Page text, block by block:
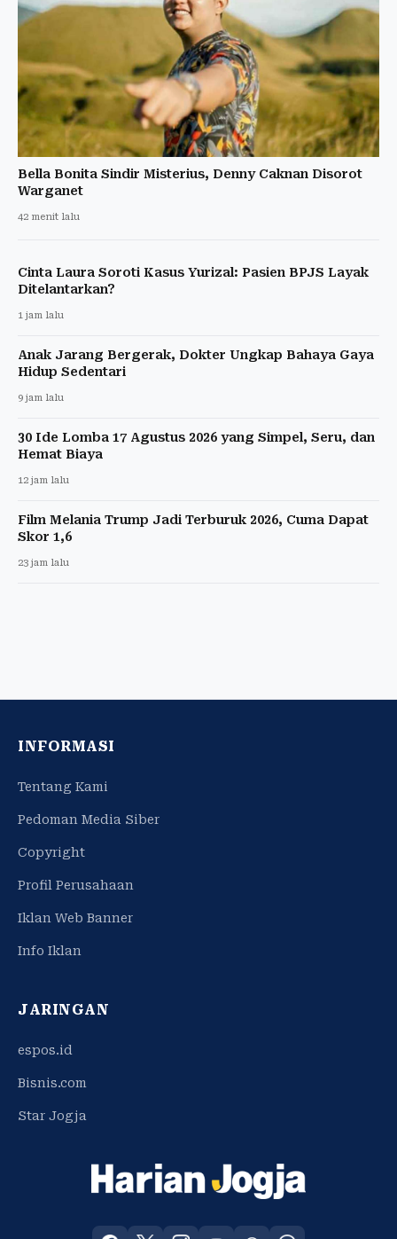
Bella Bonita Sindir Misterius, Denny Caknan Disorot
Warganet
42 menit lalu
Cinta Laura Soroti Kasus Yurizal: Pasien BPJS Layak
Ditelantarkan?
1 jam lalu
Anak Jarang Bergerak, Dokter Ungkap Bahaya Gaya
Hidup Sedentari
9 jam lalu
30 Ide Lomba 17 Agustus 2026 yang Simpel, Seru, dan
Hemat Biaya
12 jam lalu
Film Melania Trump Jadi Terburuk 2026, Cuma Dapat
Skor 1,6
23 jam lalu
INFORMASI
Tentang Kami
Pedoman Media Siber
Copyright
Profil Perusahaan
Iklan Web Banner
Info Iklan
JARINGAN
espos.id
Bisnis.com
Star Jogja